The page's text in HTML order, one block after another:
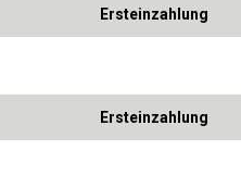
Ersteinzahlung
Ersteinzahlung